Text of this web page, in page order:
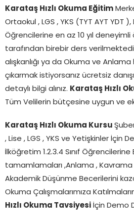
Karataş Hızlı Okuma Eğitim
Ortaokul , LGS , YKS (TYT AYT YDT ),
Öğrencilerine en az 10 yıl
tarafından birebir ders
alışkanlığı ya da Okuma ve Anlama
çıkarmak istiyorsanız ücretsiz
detaylı bilgi alınız. Karataş Hızlı
Tüm Velilerin bütçesine uygun ve
Karataş Hızlı Okuma Kursu
, Lise , LGS , YKS ve Yetişkinler İçin
İlköğretim 1.2.3.4 Sınıf Öğrencilerine
tamamlamaları ,Anlama ,
Akademik Düşünme Becerilerini
Okuma Çalışmalarımıza
Hızlı Okuma Tavsiyesi
İçin Demo